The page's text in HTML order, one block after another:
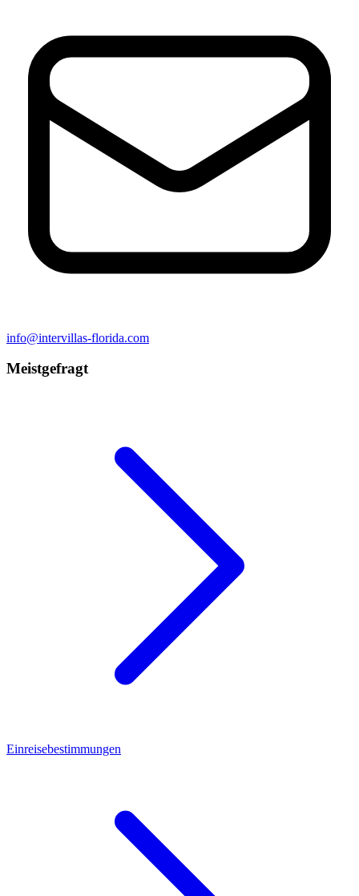
info@intervillas-florida.com
Meistgefragt
Einreisebestimmungen